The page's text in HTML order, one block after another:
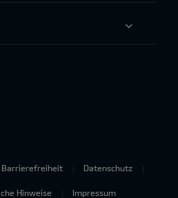
Barrierefreiheit Datenschutz
Hinweise Impressum